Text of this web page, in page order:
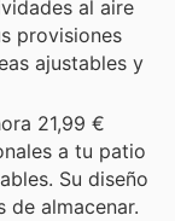
al aire
provisiones
ajustables y
21,99 €
a tu patio
Su diseño
de almacenar.